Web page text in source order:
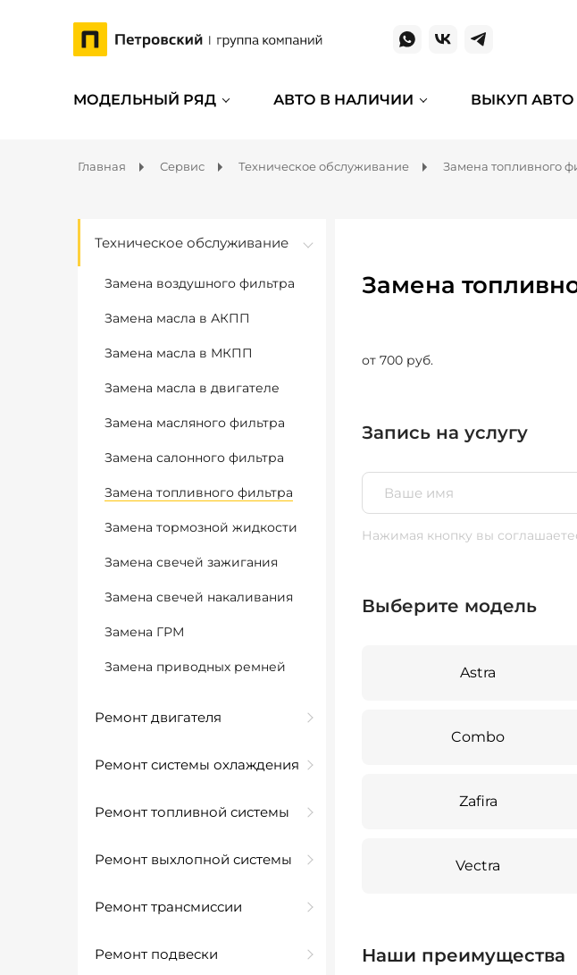
МОДЕЛЬНЫЙ РЯД АВТО В НАЛИЧИИ ВЫКУП АВТО
Главная Сервис Техническое обслуживание Замена топливного
Техническое обслуживание
Замена воздушного фильтра
Замена масла в АКПП
Замена масла в МКПП
Замена масла в двигателе
Замена масляного фильтра
Замена салонного фильтра
Замена топливного фильтра
Замена тормозной жидкости
Замена свечей зажигания
Замена свечей накаливания
Замена ГРМ
Замена приводных ремней
Ремонт двигателя
Ремонт системы охлаждения
Ремонт топливной системы
Ремонт выхлопной системы
Ремонт трансмиссии
Ремонт подвески
Замена
от 700 руб.
Запись на услугу
Нажимая кнопку вы
Выберите модель
Astra
Combo
Zafira
Vectra
Наши преимущества